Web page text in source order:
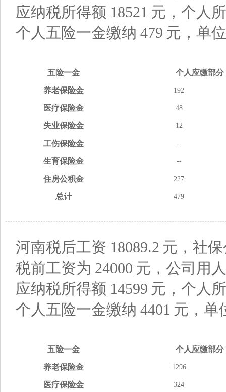
应纳税所得额 18521 元，个人
个人五险一金缴纳 479 元，单
五险一金 个人应缴部分
养老保险金 192
医疗保险金 48
失业保险金 12
工伤保险金 --
生育保险金 --
住房公积金 227
总计 479
河南税后工资 18089.2 元，社
税前工资为 24000 元，公司用
应纳税所得额 14599 元，个人
个人五险一金缴纳 4401 元，单
五险一金 个人应缴部分
养老保险金 1296
医疗保险金 324